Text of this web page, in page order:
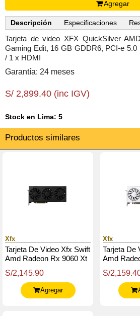
Agregar
Descripción Especificaciones
Tarjeta de video XFX QuickSilver
Gaming Edit, 16 GB GDDR6, PCI-e
/ 1 x HDMI
Garantía: 24 meses
S/ 2,899.40 (inc IGV)
Stock en Lima: 5
Productos similares
Xfx
Tarjeta De Video Xfx Swift
Amd Radeon Rx 9060 Xt
16Gb Gddr6, Pcie5
S/2,145.90
Agregar
Xfx
Tarjeta De
Amd
Gaming
S/